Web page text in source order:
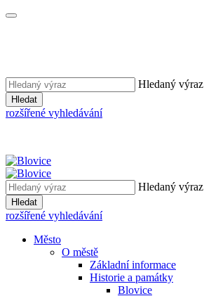
Hledaný výraz
Hledat
rozšířené vyhledávání
Hledaný výraz
Hledat
rozšířené vyhledávání
Město
O městě
Základní informace
Historie a památky
Blovice